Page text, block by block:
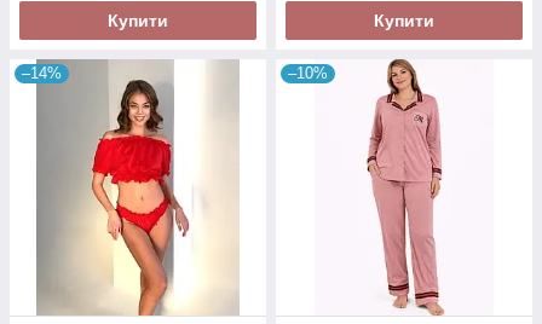
Купити Купити
–14% –10%